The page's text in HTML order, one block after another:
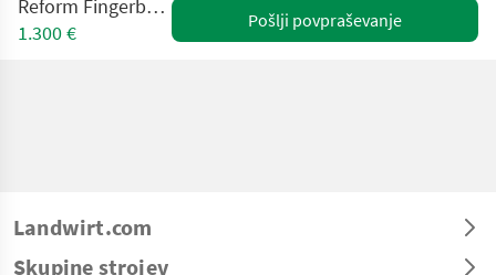
Reform Fingerbalken 130 cm
1.300 €
Pošlji povpraševanje
Landwirt.com
Skupine strojev